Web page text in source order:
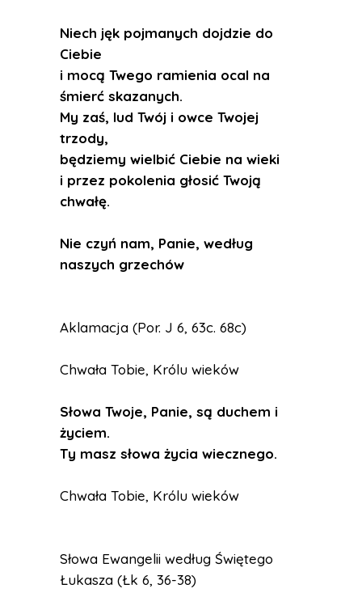
Niech jęk pojmanych dojdzie do
Ciebie
i mocą Twego ramienia ocal na
śmierć skazanych.
My zaś, lud Twój i owce Twojej
trzody,
będziemy wielbić Ciebie na wieki
i przez pokolenia głosić Twoją
chwałę.
Nie czyń nam, Panie, według
naszych grzechów
Aklamacja (Por. J 6, 63c. 68c)
Chwała Tobie, Królu wieków
Słowa Twoje, Panie, są duchem i
życiem.
Ty masz słowa życia wiecznego.
Chwała Tobie, Królu wieków
Słowa Ewangelii według Świętego
Łukasza (Łk 6, 36-38)